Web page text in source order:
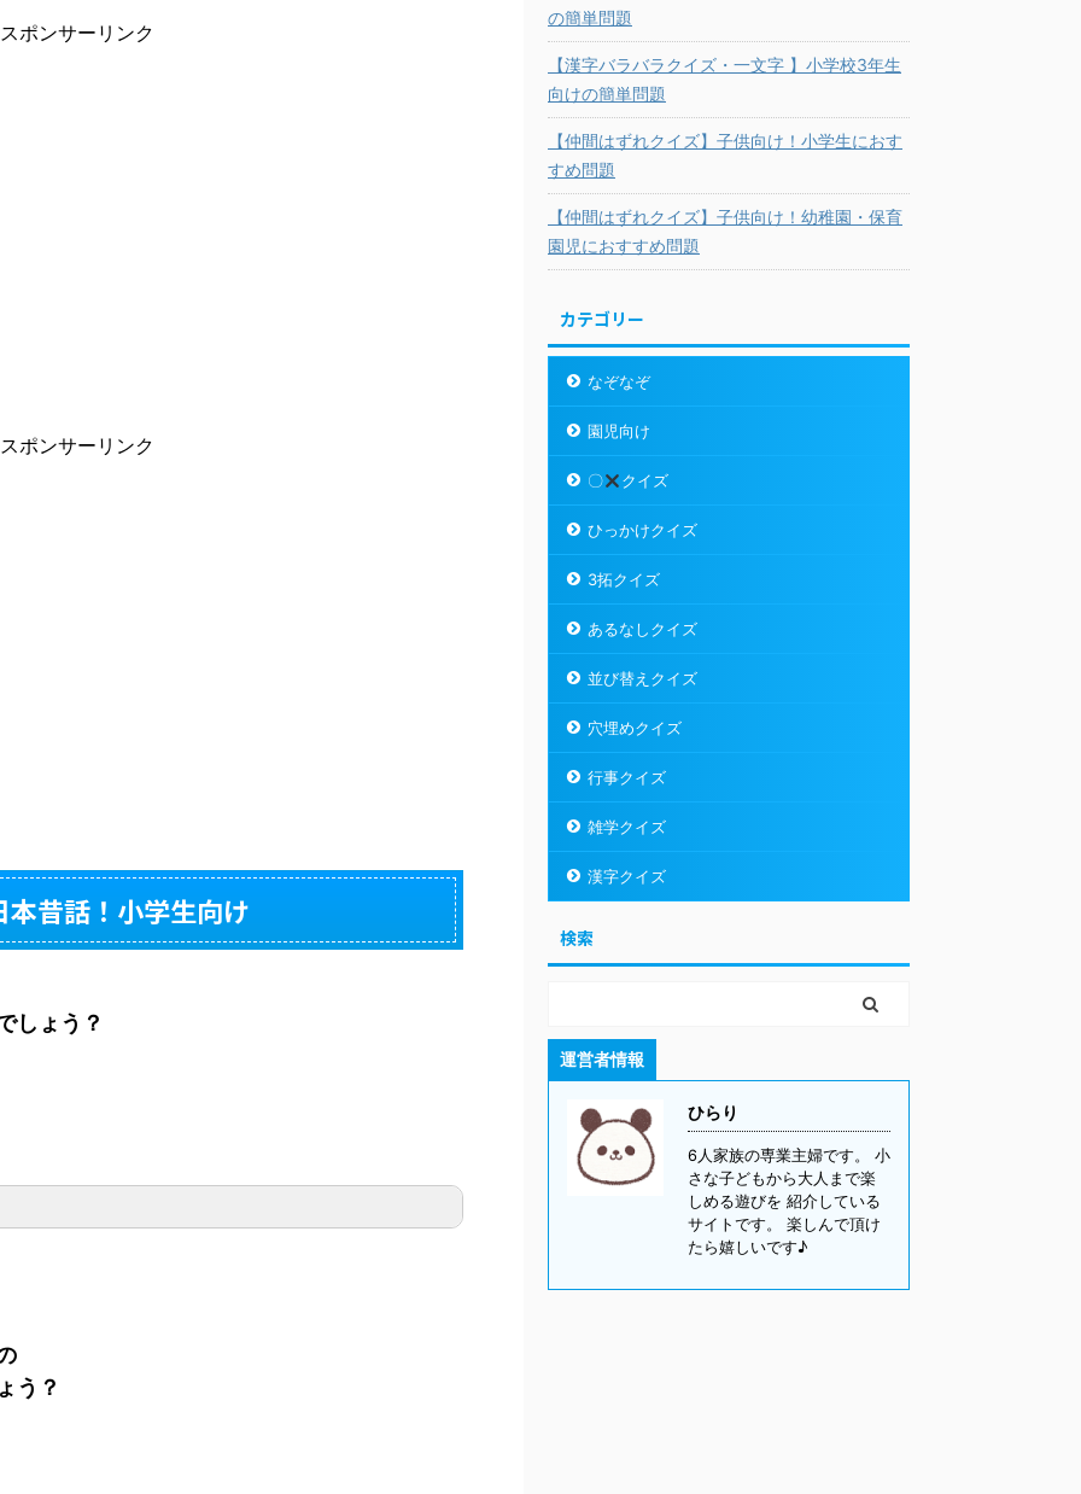
スポンサーリンク
スポンサーリンク
本昔話！小学生向け
しょう？
う？
の簡単問題
【漢字バラバラクイズ・一文字 】小学校3年生
向けの簡単問題
【仲間はずれクイズ】子供向け！小学生におす
すめ問題
【仲間はずれクイズ】子供向け！幼稚園・保育
園児におすすめ問題
カテゴリー
なぞなぞ
園児向け
〇 クイズ
ひっかけクイズ
3拓クイズ
あるなしクイズ
並び替えクイズ
穴埋めクイズ
行事クイズ
雑学クイズ
漢字クイズ
検索
運営者情報
ひらり
6人家族の専業主婦です。 小
さな子どもから大人まで楽
しめる遊びを 紹介している
サイトです。 楽しんで頂け
たら嬉しいです♪